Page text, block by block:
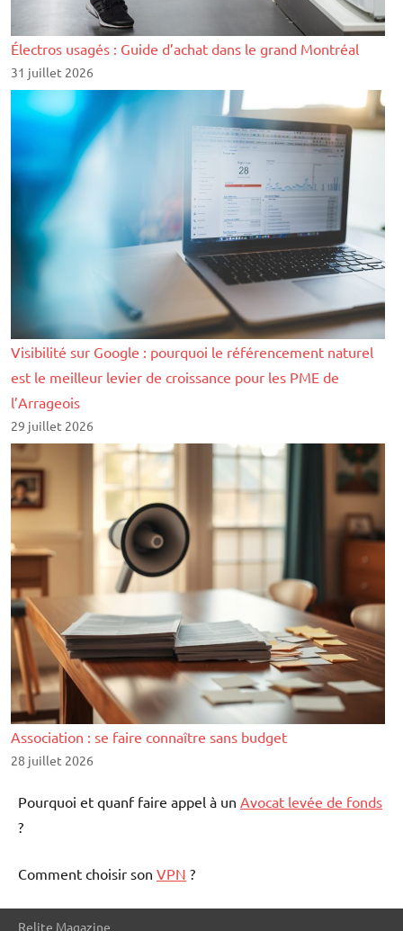
Électros usagés : Guide d’achat dans le grand Montréal
31 juillet 2026
Visibilité sur Google : pourquoi le référencement naturel
est le meilleur levier de croissance pour les PME de
l’Arrageois
29 juillet 2026
Association : se faire connaître sans budget
28 juillet 2026
Pourquoi et quanf faire appel à un Avocat levée de fonds
?
Comment choisir son VPN ?
Relite Magazine